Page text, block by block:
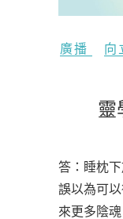
廣播 向
靈
答：睡枕
誤以為可
來更多陰